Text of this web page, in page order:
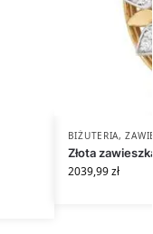
BIŻUTERIA,
Złota
2039,99zł